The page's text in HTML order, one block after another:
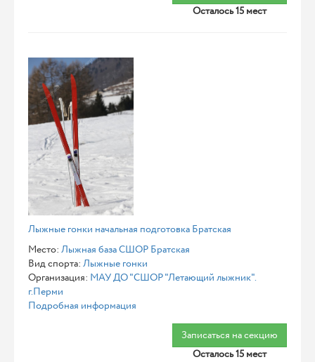
Осталось 15 мест
Лыжные гонки начальная подготовка Братская
Место: Лыжная база СШОР Братская
Вид спорта: Лыжные гонки
Организация: МАУ ДО "СШОР "Летающий лыжник".
г.Перми
Подробная информация
Записаться на секцию
Осталось 15 мест